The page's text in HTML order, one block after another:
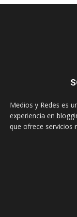
Medios y Redes es
experiencia en
que ofrece servicios